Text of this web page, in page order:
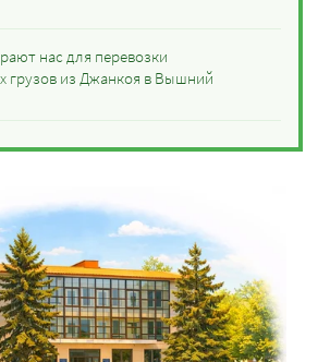
нас для перевозки
грузов из Джанкоя в Вышний